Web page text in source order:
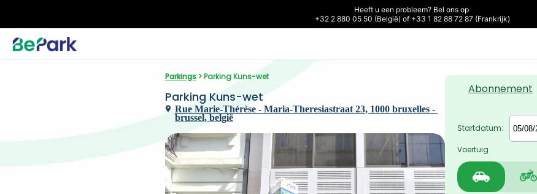
Heeft u een probleem? Bel ons op
+32 2 880 05 50 (België) of +33 1 82 88 72 87 (Frankrijk)
Parkings > Parking Kuns-wet
Parking Kuns-wet
Rue Marie-Thérèse - Maria-Theresiastraat 23, 1000 bruxelles -
brussel, belgië
Abonnement
Startdatum:
Voertuig